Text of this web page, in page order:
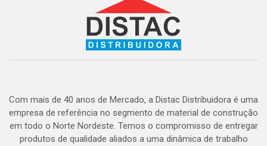
Com mais de 40 anos de Mercado, a Distac Distribuidora é uma
empresa de referência no segmento de material de construção
em todo o Norte Nordeste. Temos o compromisso de entregar
produtos de qualidade aliados a uma dinâmica de trabalho